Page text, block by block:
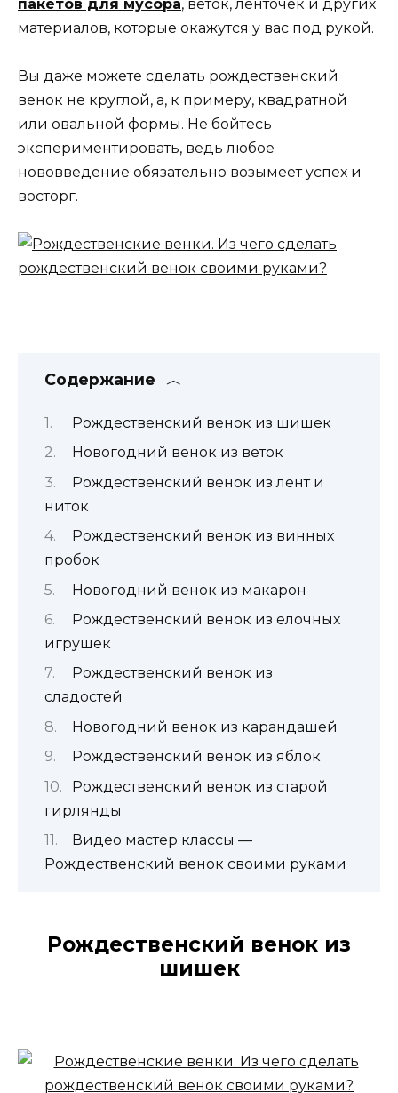
пакетов для мусора, веток, ленточек и других
материалов, которые окажутся у вас под рукой.
Вы даже можете сделать рождественский
венок не круглой, а, к примеру, квадратной
или овальной формы. Не бойтесь
экспериментировать, ведь любое
нововведение обязательно возымеет успех и
восторг.
Содержание
Рождественский венок из шишек
Новогодний венок из веток
Рождественский венок из лент и
ниток
Рождественский венок из винных
пробок
Новогодний венок из макарон
Рождественский венок из елочных
игрушек
Рождественский венок из
сладостей
Новогодний венок из карандашей
Рождественский венок из яблок
Рождественский венок из старой
гирлянды
Видео мастер классы —
Рождественский венок своими руками
Рождественский венок из
шишек